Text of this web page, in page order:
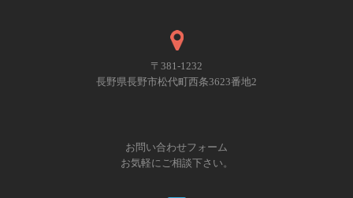
〒381-1232
長野県長野市松代町西条3623番地2
お問い合わせフォーム
お気軽にご相談下さい。